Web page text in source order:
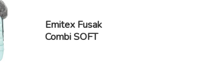
Emitex Fusak
Combi SOFT